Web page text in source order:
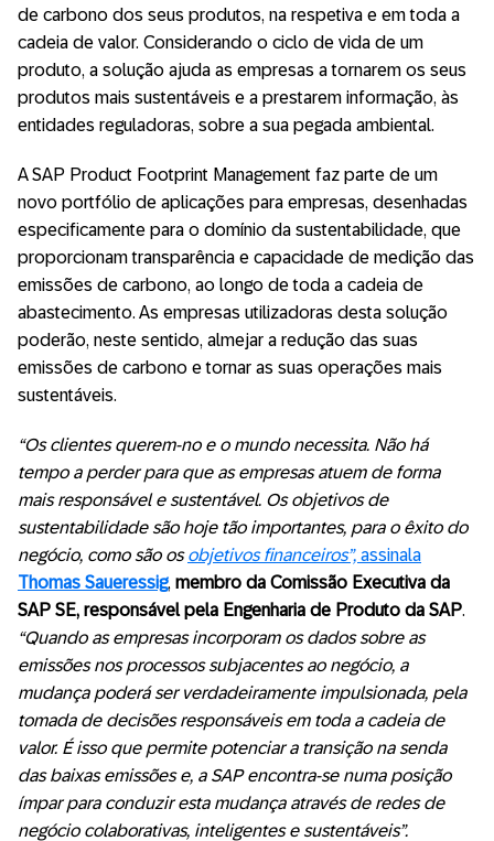
de carbono dos seus produtos, na respetiva e em toda a
cadeia de valor. Considerando o ciclo de vida de um
produto, a solução ajuda as empresas a tornarem os seus
produtos mais sustentáveis e a prestarem informação, às
entidades reguladoras, sobre a sua pegada ambiental.
A SAP Product Footprint Management faz parte de um
novo portfólio de aplicações para empresas, desenhadas
especificamente para o domínio da sustentabilidade, que
proporcionam transparência e capacidade de medição das
emissões de carbono, ao longo de toda a cadeia de
abastecimento. As empresas utilizadoras desta solução
poderão, neste sentido, almejar a redução das suas
emissões de carbono e tornar as suas operações mais
sustentáveis.
“Os clientes querem-no e o mundo necessita. Não há
tempo a perder para que as empresas atuem de forma
mais responsável e sustentável. Os objetivos de
sustentabilidade são hoje tão importantes, para o êxito do
negócio, como são os objetivos financeiros”, assinala
Thomas Saueressig, membro da Comissão Executiva da
SAP SE, responsável pela Engenharia de Produto da SAP.
“Quando as empresas incorporam os dados sobre as
emissões nos processos subjacentes ao negócio, a
mudança poderá ser verdadeiramente impulsionada, pela
tomada de decisões responsáveis em toda a cadeia de
valor. É isso que permite potenciar a transição na senda
das baixas emissões e, a SAP encontra-se numa posição
ímpar para conduzir esta mudança através de redes de
negócio colaborativas, inteligentes e sustentáveis”.